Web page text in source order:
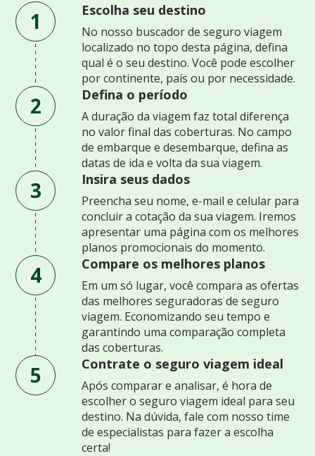
1 Escolha seu destino
No nosso buscador de seguro viagem
localizado no topo desta página, defina
qual é o seu destino. Você pode escolher
por continente, país ou por necessidade.
2 Defina o período
A duração da viagem faz total diferença
no valor final das coberturas. No campo
de embarque e desembarque, defina as
datas de ida e volta da sua viagem.
3 Insira seus dados
Preencha seu nome, e-mail e celular para
concluir a cotação da sua viagem. Iremos
apresentar uma página com os melhores
planos promocionais do momento.
4 Compare os melhores planos
Em um só lugar, você compara as ofertas
das melhores seguradoras de seguro
viagem. Economizando seu tempo e
garantindo uma comparação completa
das coberturas.
5 Contrate o seguro viagem ideal
Após comparar e analisar, é hora de
escolher o seguro viagem ideal para seu
destino. Na dúvida, fale com nosso time
de especialistas para fazer a escolha
certa!